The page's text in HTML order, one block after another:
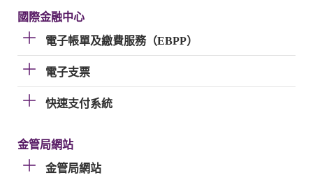
國際金融中心
電子帳單及繳費服務（EBPP）
電子支票
快速支付系統
金管局網站
金管局網站